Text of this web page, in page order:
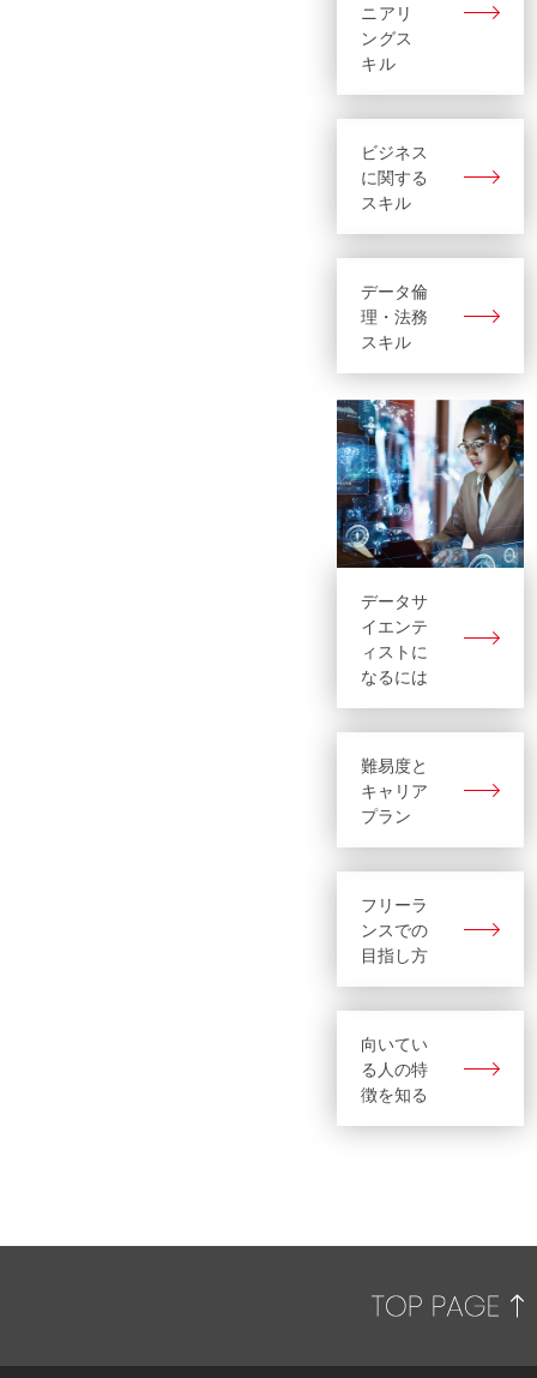
ニアリ
ングス
キル
ビジネス
に関する
スキル
データ倫
理・法務
スキル
データサ
イエンテ
ィストに
なるには
難易度と
キャリア
プラン
フリーラ
ンスでの
目指し方
向いてい
る人の特
徴を知る